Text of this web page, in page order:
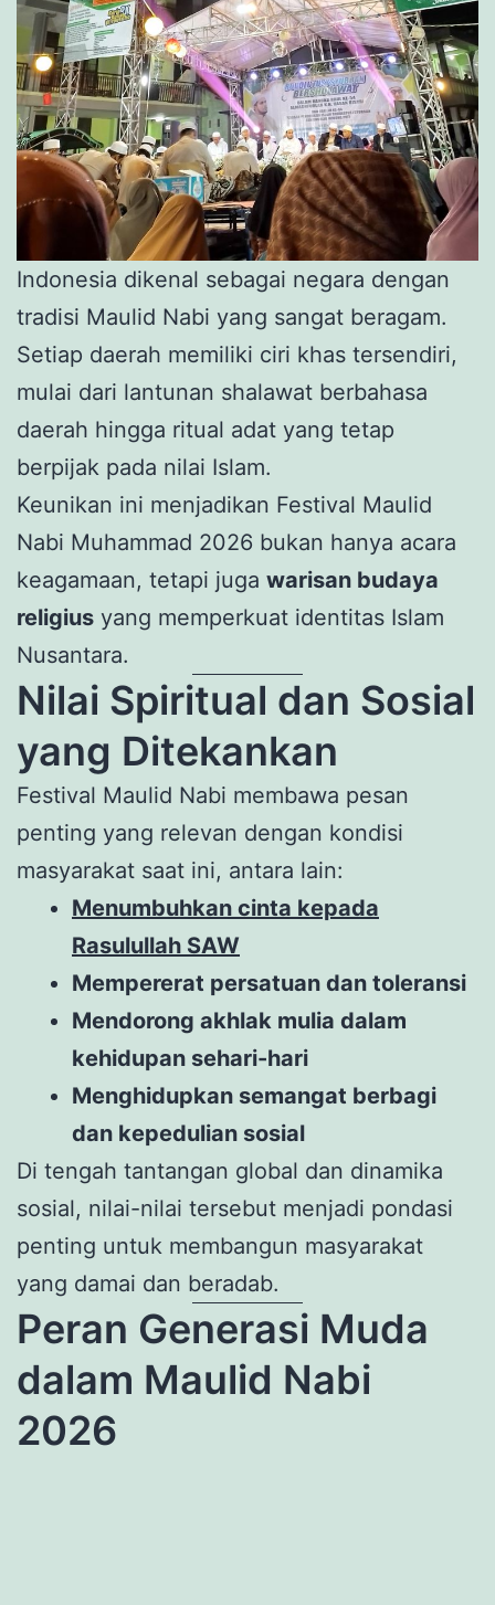
Indonesia dikenal sebagai negara dengan
tradisi Maulid Nabi yang sangat beragam.
Setiap daerah memiliki ciri khas tersendiri,
mulai dari lantunan shalawat berbahasa
daerah hingga ritual adat yang tetap
berpijak pada nilai Islam.
Keunikan ini menjadikan Festival Maulid
Nabi Muhammad 2026 bukan hanya acara
keagamaan, tetapi juga warisan budaya
religius yang memperkuat identitas Islam
Nusantara.
Nilai Spiritual dan Sosial
yang Ditekankan
Festival Maulid Nabi membawa pesan
penting yang relevan dengan kondisi
masyarakat saat ini, antara lain:
Menumbuhkan cinta kepada
Rasulullah SAW
Mempererat persatuan dan toleransi
Mendorong akhlak mulia dalam
kehidupan sehari-hari
Menghidupkan semangat berbagi
dan kepedulian sosial
Di tengah tantangan global dan dinamika
sosial, nilai-nilai tersebut menjadi pondasi
penting untuk membangun masyarakat
yang damai dan beradab.
Peran Generasi Muda
dalam Maulid Nabi
2026